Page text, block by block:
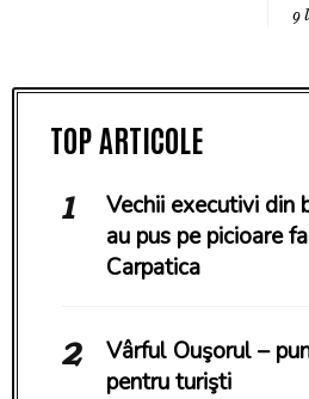
9
Vechii executivi din
au pus pe picioare
Carpatica
Vârful Ouşorul –
pentru turişti